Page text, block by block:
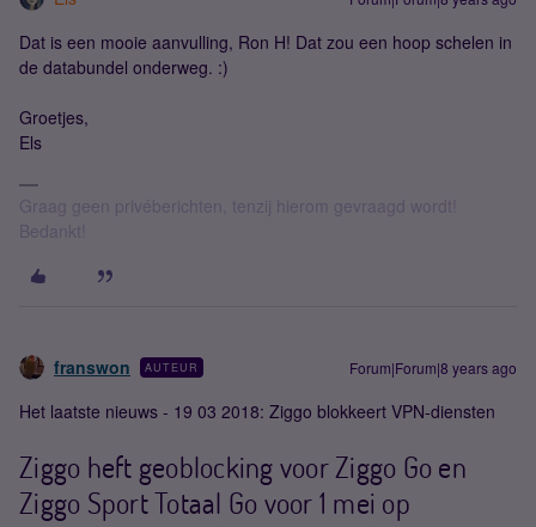
Dat is een mooie aanvulling, Ron H! Dat zou een hoop schelen in
de databundel onderweg. :)
Groetjes,
Els
Graag geen privéberichten, tenzij hierom gevraagd wordt!
Bedankt!
franswon AUTEUR Forum|Forum|8 years ago
Het laatste nieuws - 19 03 2018: Ziggo blokkeert VPN-diensten
Ziggo heft geoblocking voor Ziggo Go en
Ziggo Sport Totaal Go voor 1 mei op